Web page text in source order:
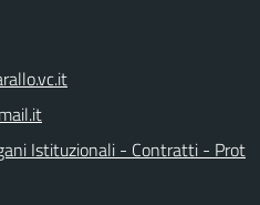
Istituzionali - Contratti - Prot